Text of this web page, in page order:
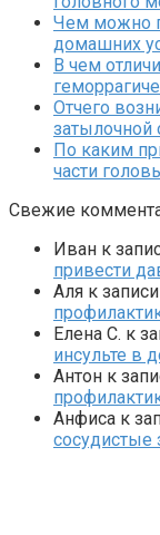
Чем можно
домашних
В чем
Отчего
затылочной
По каким
части
Свежие
Иван к
привести
Аля к записи
Елена С. к
инсульте в
Антон к
Анфиса к
сосудистые